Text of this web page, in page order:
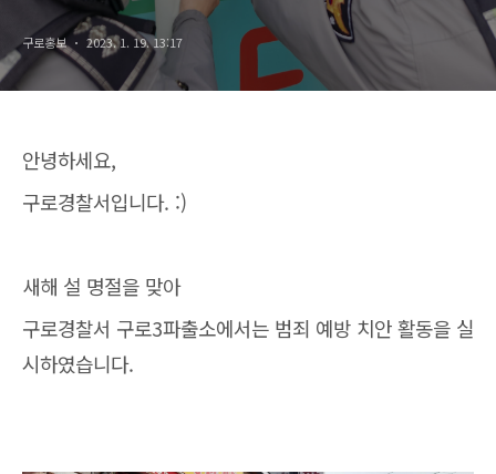
구로홍보 2023. 1. 19. 13:17
안녕하세요,
구로경찰서입니다. :)
새해 설 명절을 맞아
구로경찰서 구로3파출소에서는 범죄 예방 치안 활동을 실
시하였습니다.